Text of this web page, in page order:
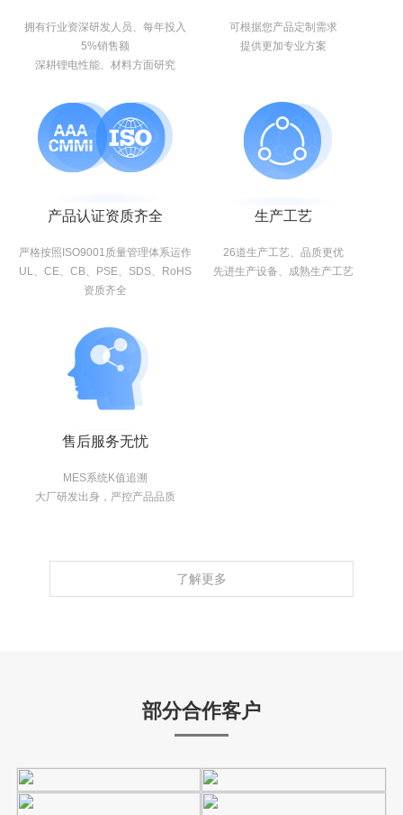
拥有行业资深研发人员、每年投入
5%销售额
深耕锂电性能、材料方面研究
可根据您产品定制需求
提供更加专业方案
产品认证资质齐全
严格按照ISO9001质量管理体系运作
UL、CE、CB、PSE、SDS、RoHS
资质齐全
生产工艺
26道生产工艺、品质更优
先进生产设备、成熟生产工艺
售后服务无忧
MES系统K值追溯
大厂研发出身，严控产品品质
了解更多
部分合作客户